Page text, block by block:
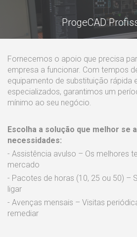
ProgeCAD
Fornecemos o apoio que precisa
empresa a funcionar. Com tempos
equipamento de substituição rápida
especializados, garantimos um
mínimo ao seu negócio.
Escolha a solução que melhor se
necessidades:
- Assistência avulso – Os melhores
mercado
- Pacotes de horas (10, 25 ou 50) –
ligar
- Avenças mensais – Visitas
remediar